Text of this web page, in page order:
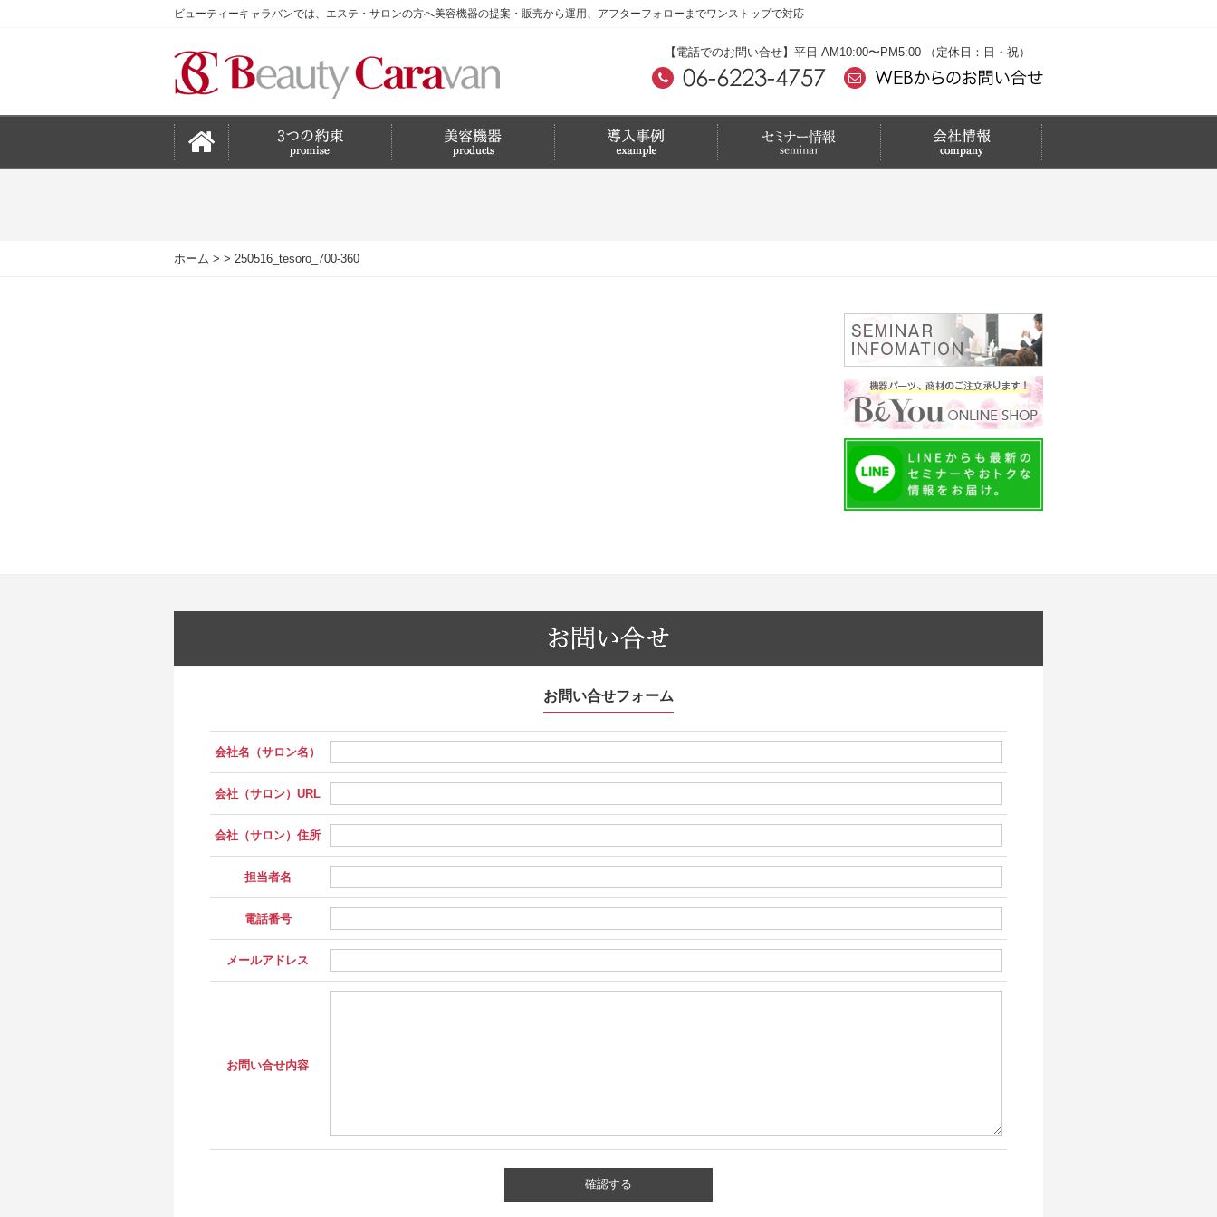
ビューティーキャラバンでは、エステ・サロンの方へ美容機器の提案・販売から運用、アフターフォローまでワンストップで対応
【電話でのお問い合せ】平日 AM10:00〜PM5:00 （定休日：日・祝）
ホーム 250516_tesoro_700-360
お問い合せフォーム
会社名（サロン名）
会社（サロン）URL
会社（サロン）住所
担当者名
電話番号
メールアドレス
お問い合せ内容